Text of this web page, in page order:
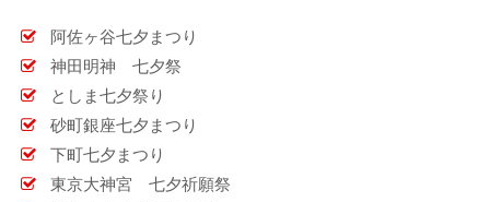
阿佐ヶ谷七夕まつり
神田明神 七夕祭
としま七夕祭り
砂町銀座七夕まつり
下町七夕まつり
東京大神宮 七夕祈願祭